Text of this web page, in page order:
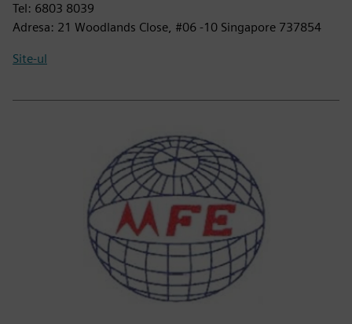
Tel: 6803 8039
Adresa: 21 Woodlands Close, #06 -10 Singapore 737854
Site-ul